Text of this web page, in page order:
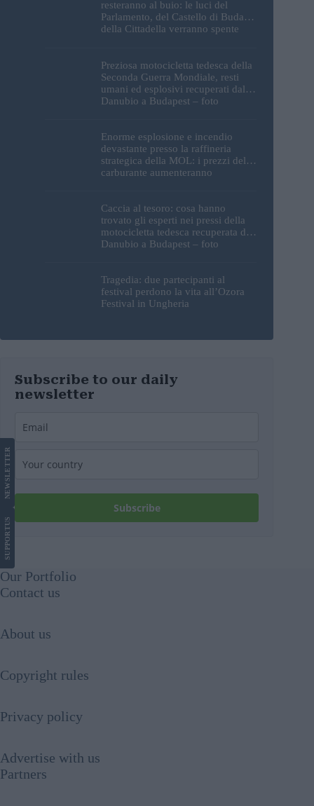
resteranno al buio: le luci del
Parlamento, del Castello di Buda e
della Cittadella verranno spente
Preziosa motocicletta tedesca della
Seconda Guerra Mondiale, resti
umani ed esplosivi recuperati dal
Danubio a Budapest – foto
Enorme esplosione e incendio
devastante presso la raffineria
strategica della MOL: i prezzi del
carburante aumenteranno
Caccia al tesoro: cosa hanno
trovato gli esperti nei pressi della
motocicletta tedesca recuperata dal
Danubio a Budapest – foto
Tragedia: due partecipanti al
festival perdono la vita all’Ozora
Festival in Ungheria
Subscribe to our daily
newsletter
Subscribe
SUPPORT
US
NEWS
LETTER
Our Portfolio
Contact us
About us
Copyright rules
Privacy policy
Advertise with us
Partners